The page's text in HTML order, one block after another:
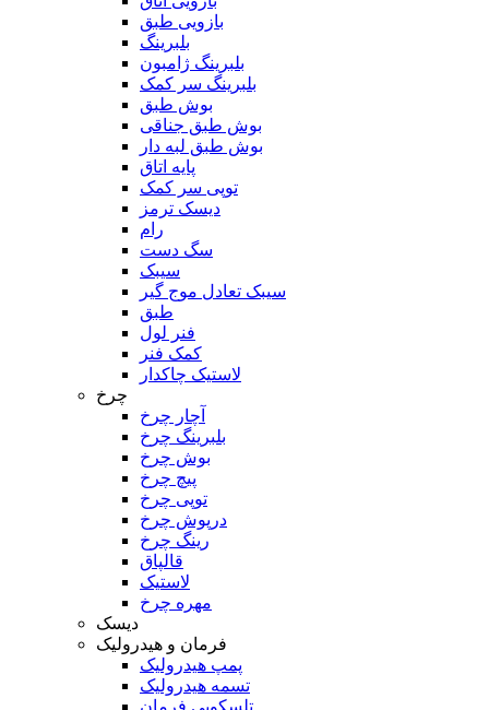
بازویی طبق
بلبرینگ
بلبرینگ ژامبون
بلبرینگ سر کمک
بوش طبق
بوش طبق جناقی
بوش طبق لبه دار
پایه اتاق
توپی سر کمک
دیسک ترمز
رام
سگ دست
سیبک
سیبک تعادل موج گیر
طبق
فنر لول
کمک فنر
لاستیک چاکدار
چرخ
آچار چرخ
بلبرینگ چرخ
بوش چرخ
پیچ چرخ
توپی چرخ
درپوش چرخ
رینگ چرخ
قالپاق
لاستیک
مهره چرخ
دیسک
فرمان و هیدرولیک
پمپ هیدرولیک
تسمه هیدرولیک
تلسکوپی فرمان